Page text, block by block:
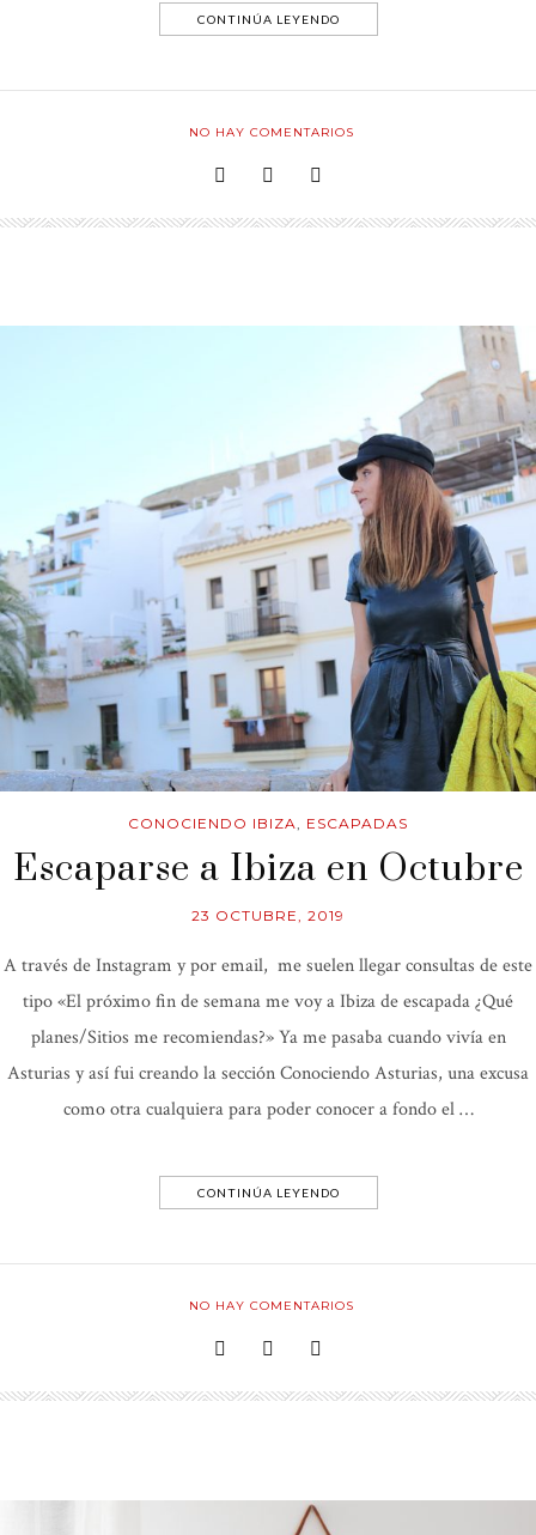
CONTINÚA LEYENDO
NO HAY COMENTARIOS
CONOCIENDO IBIZA ESCAPADAS
Escaparse a Ibiza en Octubre
23 OCTUBRE, 2019
A través de Instagram y por email, me suelen llegar consultas de este
tipo «El próximo fin de semana me voy a Ibiza de escapada ¿Qué
planes/Sitios me recomiendas?» Ya me pasaba cuando vivía en
Asturias y así fui creando la sección Conociendo Asturias, una excusa
como otra cualquiera para poder conocer a fondo el …
CONTINÚA LEYENDO
NO HAY COMENTARIOS